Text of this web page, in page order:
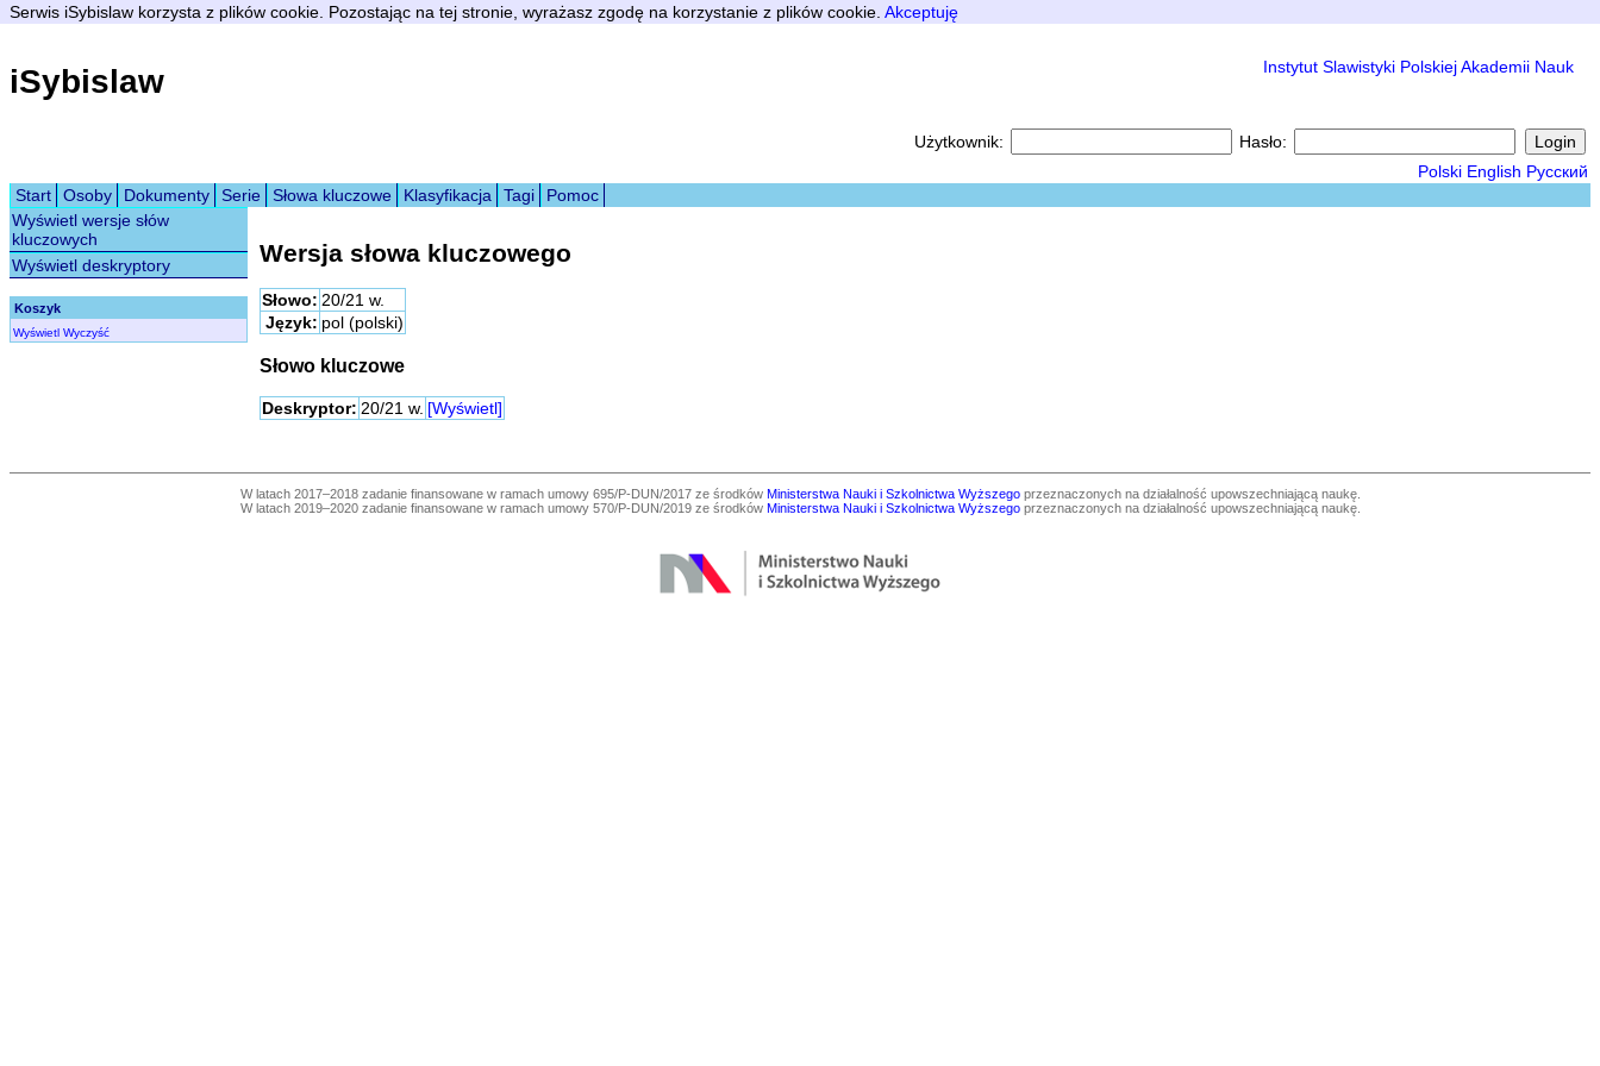
Serwis iSybislaw korzysta z plików cookie. Pozostając na tej stronie, wyrażasz zgodę na korzystanie z plików cookie. Akceptuję
iSybislaw Instytut Slawistyki Polskiej Akademii Nauk
Użytkownik:
Hasło:
Polski English Русский
Start
Osoby Dokumenty Serie Słowa kluczowe Klasyfikacja Tagi
Pomoc
Wyświetl wersje słów
kluczowych
Wyświetl deskryptory
Koszyk
Wyświetl Wyczyść
Wersja słowa kluczowego
Słowo: 20/21 w.
Język: pol (polski)
Słowo kluczowe
Deskryptor: 20/21 w. [Wyświetl]
W latach 2017–2018 zadanie finansowane w ramach umowy 695/P-DUN/2017 ze środków Ministerstwa Nauki i Szkolnictwa Wyższegoprzeznaczonych na działalność upowszechniającą naukę.
W latach 2019–2020 zadanie finansowane w ramach umowy 570/P-DUN/2019 ze środków Ministerstwa Nauki i Szkolnictwa Wyższegoprzeznaczonych na działalność upowszechniającą naukę.